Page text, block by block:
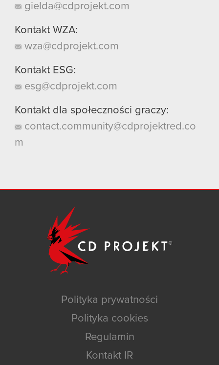
gielda@cdprojekt.com
Kontakt WZA:
wza@cdprojekt.com
Kontakt ESG:
esg@cdprojekt.com
Kontakt dla społeczności graczy:
contact.community@cdprojektred.co
m
Polityka prywatności
Polityka cookies
Regulamin
Kontakt IR